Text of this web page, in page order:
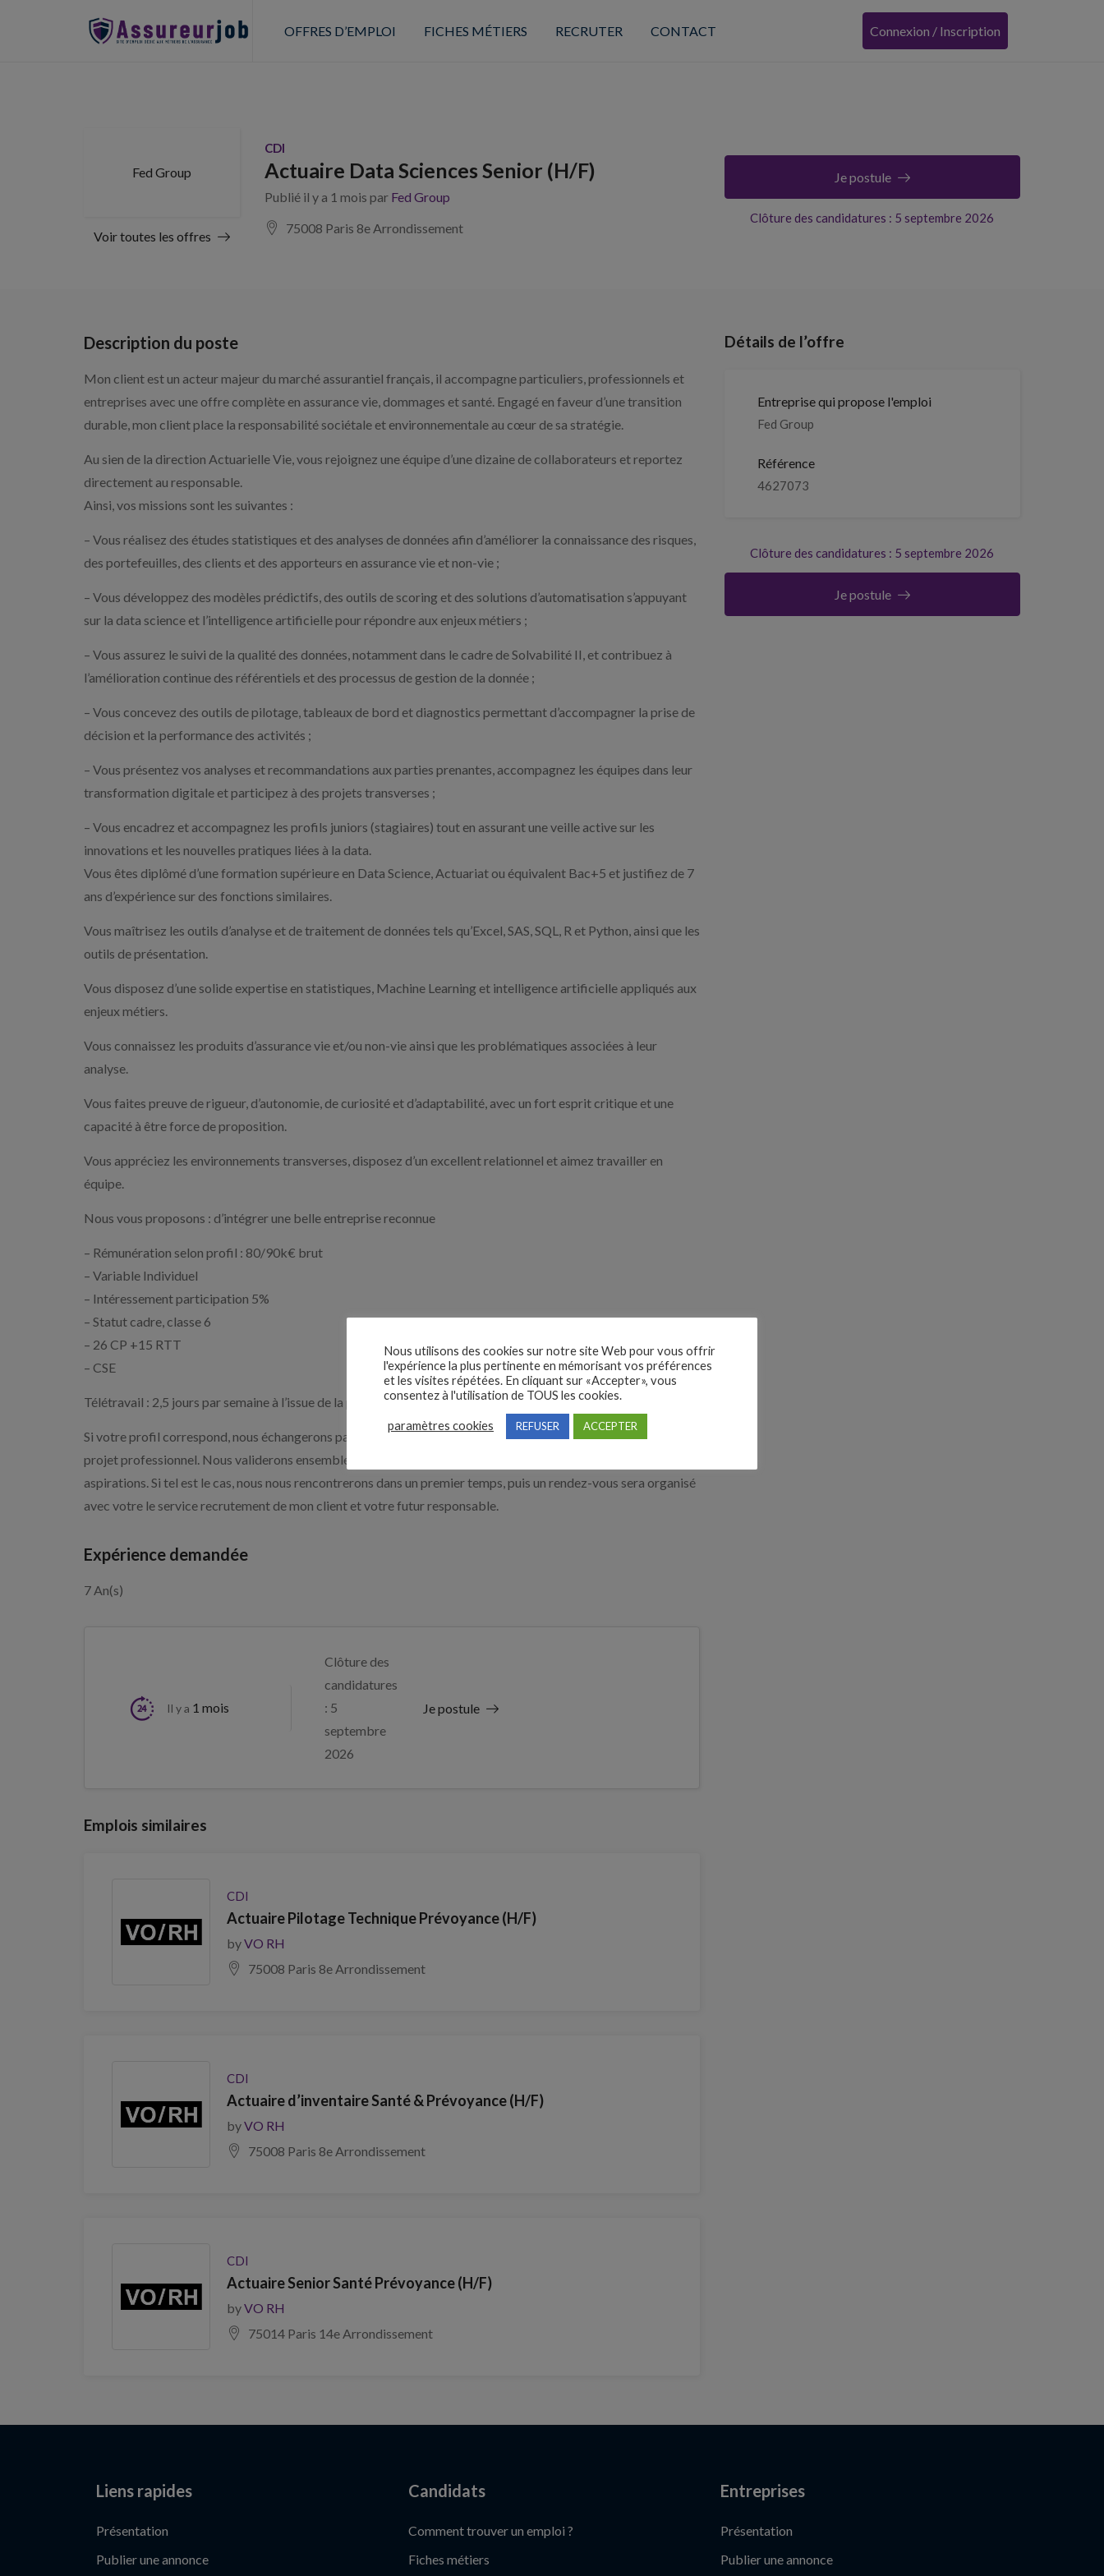
OFFRES D’EMPLOI FICHES MÉTIERS RECRUTER CONTACT Connexion / Inscription
Fed Group
Voir toutes les offres
CDI
Actuaire Data Sciences Senior (H/F)
Publié il y a 1 mois par Fed Group
75008 Paris 8e Arrondissement
Clôture des candidatures : 5 septembre 2026
Je postule
Description du poste
Mon client est un acteur majeur du marché assurantiel français, il accompagne particuliers, professionnels et
entreprises avec une offre complète en assurance vie, dommages et santé. Engagé en faveur d’une transition
durable, mon client place la responsabilité sociétale et environnementale au cœur de sa stratégie.
Au sien de la direction Actuarielle Vie, vous rejoignez une équipe d’une dizaine de collaborateurs et reportez
directement au responsable.
Ainsi, vos missions sont les suivantes :
– Vous réalisez des études statistiques et des analyses de données afin d’améliorer la connaissance des risques,
des portefeuilles, des clients et des apporteurs en assurance vie et non-vie ;
– Vous développez des modèles prédictifs, des outils de scoring et des solutions d’automatisation s’appuyant
sur la data science et l’intelligence artificielle pour répondre aux enjeux métiers ;
– Vous assurez le suivi de la qualité des données, notamment dans le cadre de Solvabilité II, et contribuez à
l’amélioration continue des référentiels et des processus de gestion de la donnée ;
– Vous concevez des outils de pilotage, tableaux de bord et diagnostics permettant d’accompagner la prise de
décision et la performance des activités ;
– Vous présentez vos analyses et recommandations aux parties prenantes, accompagnez les équipes dans leur
transformation digitale et participez à des projets transverses ;
– Vous encadrez et accompagnez les profils juniors (stagiaires) tout en assurant une veille active sur les
innovations et les nouvelles pratiques liées à la data.
Vous êtes diplômé d’une formation supérieure en Data Science, Actuariat ou équivalent Bac+5 et justifiez de 7
ans d’expérience sur des fonctions similaires.
Vous maîtrisez les outils d’analyse et de traitement de données tels qu’Excel, SAS, SQL, R et Python, ainsi que les
outils de présentation.
Vous disposez d’une solide expertise en statistiques, Machine Learning et intelligence artificielle appliqués aux
enjeux métiers.
Vous connaissez les produits d’assurance vie et/ou non-vie ainsi que les problématiques associées à leur
analyse.
Vous faites preuve de rigueur, d’autonomie, de curiosité et d’adaptabilité, avec un fort esprit critique et une
capacité à être force de proposition.
Vous appréciez les environnements transverses, disposez d’un excellent relationnel et aimez travailler en
équipe.
Nous vous proposons : d’intégrer une belle entreprise reconnue
– Rémunération selon profil : 80/90k€ brut
– Variable Individuel
– Intéressement participation 5%
– Statut cadre, classe 6
– 26 CP +15 RTT
– CSE
Télétravail : 2,5 jours par semaine à l’issue de la période d’essai
Si votre profil correspond, nous échangerons par téléphone afin de faire le point sur votre parcours et votre
projet professionnel. Nous validerons ensemble si le poste correspond également à vos critères, à vos
aspirations. Si tel est le cas, nous nous rencontrerons dans un premier temps, puis un rendez-vous sera organisé
avec votre le service recrutement de mon client et votre futur responsable.
Expérience demandée
7 An(s)
Il y a 1 mois
Clôture des
candidatures
: 5
septembre
2026
Je postule
Emplois similaires
CDI
Actuaire Pilotage Technique Prévoyance (H/F)
byVO RH
75008 Paris 8e Arrondissement
CDI
Actuaire d’inventaire Santé & Prévoyance (H/F)
byVO RH
75008 Paris 8e Arrondissement
CDI
Actuaire Senior Santé Prévoyance (H/F)
byVO RH
75014 Paris 14e Arrondissement
Détails de l’offre
Entreprise qui propose l'emploi
Fed Group
Référence
4627073
Clôture des candidatures : 5 septembre 2026
Je postule
Liens rapides
Présentation
Publier une annonce
Candidats
Comment trouver un emploi ?
Fiches métiers
Entreprises
Présentation
Publier une annonce
Nous utilisons des cookies sur notre site Web pour vous offrir
l'expérience la plus pertinente en mémorisant vos préférences
et les visites répétées. En cliquant sur «Accepter», vous
consentez à l'utilisation de TOUS les cookies.
paramètres cookies REFUSER ACCEPTER